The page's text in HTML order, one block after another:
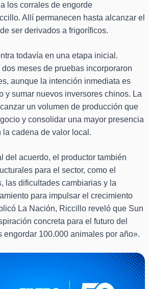
los corrales de engorde
Allí permanecen hasta alcanzar el
ser derivados a frigoríficos.
todavía en una etapa inicial.
meses de pruebas incorporaron
aunque la intención inmediata es
y sumar nuevos inversores chinos. La
un volumen de producción que
y consolidar una mayor presencia
cadena de valor local.
del acuerdo, el productor también
para el sector, como el
las dificultades cambiarias y la
para impulsar el crecimiento
La Nación, Riccillo reveló que Sun
concreta para el futuro del
engordar 100.000 animales por año».